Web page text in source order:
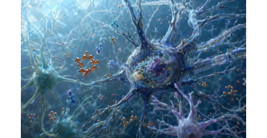
Монгол
ພາສາລາວ
Basa Jawa
Cebuano
ئۇيغۇرچە
Кыргызча
Татар теле